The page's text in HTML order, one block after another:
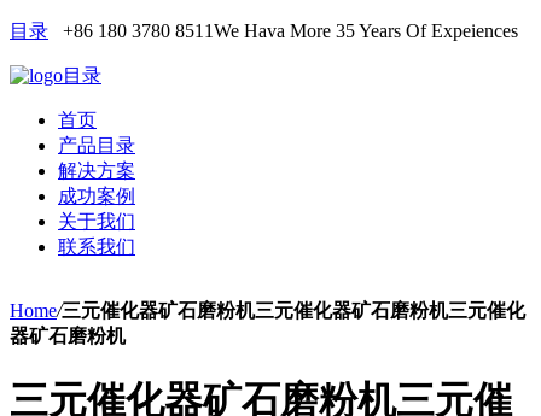
目录 +86 180 3780 8511We Hava More 35 Years Of Expeiences
目录
首页
产品目录
解决方案
成功案例
关于我们
联系我们
Home/三元催化器矿石磨粉机三元催化器矿石磨粉机三元催化
器矿石磨粉机
三元催化器矿石磨粉机三元催